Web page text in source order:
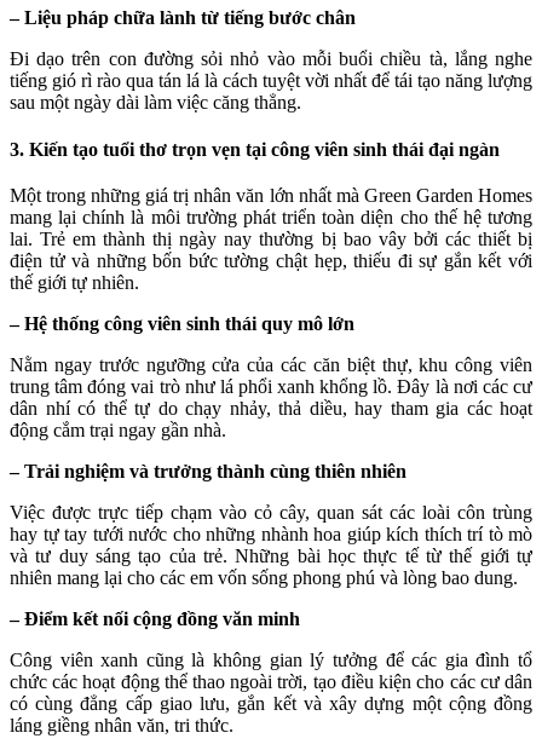
– Liệu pháp chữa lành từ tiếng bước chân
Đi dạo trên con đường sỏi nhỏ vào mỗi buổi chiều tà, lắng nghe
tiếng gió rì rào qua tán lá là cách tuyệt vời nhất để tái tạo năng lượng
sau một ngày dài làm việc căng thẳng.
3. Kiến tạo tuổi thơ trọn vẹn tại công viên sinh thái đại ngàn
Một trong những giá trị nhân văn lớn nhất mà Green Garden Homes
mang lại chính là môi trường phát triển toàn diện cho thế hệ tương
lai. Trẻ em thành thị ngày nay thường bị bao vây bởi các thiết bị
điện tử và những bốn bức tường chật hẹp, thiếu đi sự gắn kết với
thế giới tự nhiên.
– Hệ thống công viên sinh thái quy mô lớn
Nằm ngay trước ngưỡng cửa của các căn biệt thự, khu công viên
trung tâm đóng vai trò như lá phổi xanh khổng lồ. Đây là nơi các cư
dân nhí có thể tự do chạy nhảy, thả diều, hay tham gia các hoạt
động cắm trại ngay gần nhà.
– Trải nghiệm và trưởng thành cùng thiên nhiên
Việc được trực tiếp chạm vào cỏ cây, quan sát các loài côn trùng
hay tự tay tưới nước cho những nhành hoa giúp kích thích trí tò mò
và tư duy sáng tạo của trẻ. Những bài học thực tế từ thế giới tự
nhiên mang lại cho các em vốn sống phong phú và lòng bao dung.
– Điểm kết nối cộng đồng văn minh
Công viên xanh cũng là không gian lý tưởng để các gia đình tổ
chức các hoạt động thể thao ngoài trời, tạo điều kiện cho các cư dân
có cùng đẳng cấp giao lưu, gắn kết và xây dựng một cộng đồng
láng giềng nhân văn, tri thức.